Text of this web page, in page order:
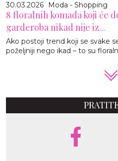
30.03.2026 Moda - Shopping
8 floralnih komada koji će
garderoba nikad nije iz...
Ako postoji trend koji se svake
poželjniji nego ikad – to su